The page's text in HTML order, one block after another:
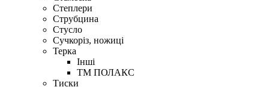
Степлери
Струбцина
Стусло
Сучкоріз, ножиці
Терка
Інші
ТМ ПОЛАКС
Тиски